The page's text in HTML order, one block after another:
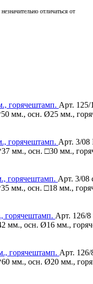
отличаться от
Арт.
мм., осн. Ø25 мм.,
Арт. 3/08
мм., осн. □30 мм.,
Арт. 3/08
мм., осн. □18 мм.,
Арт. 126/
мм., осн. Ø16 мм.,
Арт. 126/
мм., осн. Ø20 мм.,